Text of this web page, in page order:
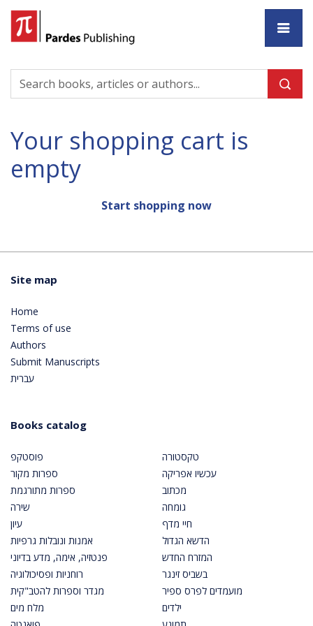
Your shopping cart is
empty
Start shopping now
Site map
Home
Terms of use
Authors
Submit Manuscripts
עברית
Books catalog
פוסטקפ
ספרות מקור
ספרות מתורגמת
שירה
עיון
אמנות ונובלות גרפיות
פנטזיה, אימה, מדע בדיוני
רוחניות ופסיכולוגיה
מגדר וספרות להטב"קית
מלח מים
טקסטורה
עכשיו אפריקה
מכתוב
גומחה
חיי מדף
הדשא הגדול
המזרח החדש
בשביס זינגר
מועמדים לפרס ספיר
ילדים